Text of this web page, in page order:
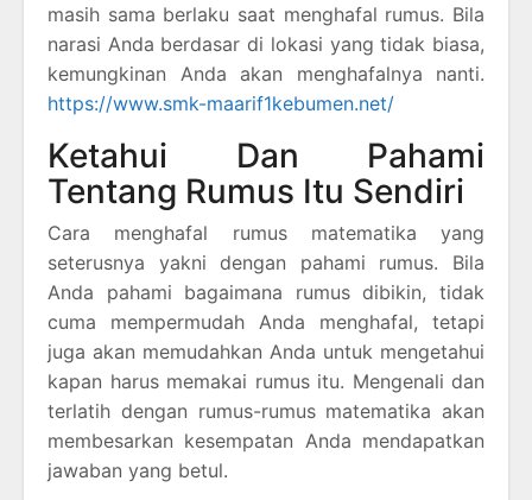
masih sama berlaku saat menghafal rumus. Bila
narasi Anda berdasar di lokasi yang tidak biasa,
kemungkinan Anda akan menghafalnya nanti.
https://www.smk-maarif1kebumen.net/
Ketahui Dan Pahami
Tentang Rumus Itu Sendiri
Cara menghafal rumus matematika yang
seterusnya yakni dengan pahami rumus. Bila
Anda pahami bagaimana rumus dibikin, tidak
cuma mempermudah Anda menghafal, tetapi
juga akan memudahkan Anda untuk mengetahui
kapan harus memakai rumus itu. Mengenali dan
terlatih dengan rumus-rumus matematika akan
membesarkan kesempatan Anda mendapatkan
jawaban yang betul.